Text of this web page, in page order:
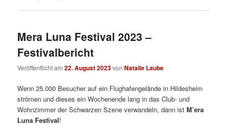
Mera Luna Festival 2023 –
Festivalbericht
Veröffentlicht am22. August 2023vonNatalie Laube
Wenn 25.000 Besucher auf ein Flughafengelände in Hildesheim
strömen und dieses ein Wochenende lang in das Club- und
Wohnzimmer der Schwarzen Szene verwandeln, dann istM’era
Luna Festival!